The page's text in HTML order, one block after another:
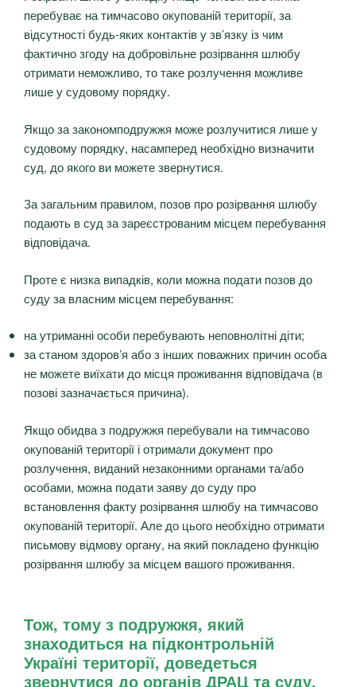
перебуває на тимчасово окупованій території, за
відсутності будь-яких контактів у зв’язку із чим
фактично згоду на добровільне розірвання шлюбу
отримати неможливо, то таке розлучення можливе
лише у судовому порядку.
Якщо за закономподружжя може розлучитися лише у
судовому порядку, насамперед необхідно визначити
суд, до якого ви можете звернутися.
За загальним правилом, позов про розірвання шлюбу
подають в суд за зареєстрованим місцем перебування
відповідача.
Проте є низка випадків, коли можна подати позов до
суду за власним місцем перебування:
на утриманні особи перебувають неповнолітні діти;
за станом здоров’я або з інших поважних причин особа
не можете виїхати до місця проживання відповідача (в
позові зазначається причина).
Якщо обидва з подружжя перебували на тимчасово
окупованій території і отримали документ про
розлучення, виданий незаконними органами та/або
особами, можна подати заяву до суду про
встановлення факту розірвання шлюбу на тимчасово
окупованій території. Але до цього необхідно отримати
письмову відмову органу, на який покладено функцію
розірвання шлюбу за місцем вашого проживання.
Тож, тому з подружжя, який
знаходиться на підконтрольній
Україні території, доведеться
звернутися до органів ДРАЦ та суду,